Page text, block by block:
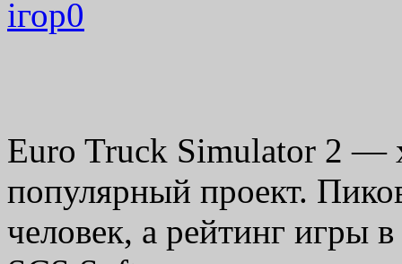
ігор0
Euro Truck Simulator 2 —
популярный проект.
человек, а рейтинг игры